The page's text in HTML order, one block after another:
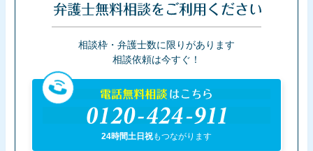
弁護士無料相談をご利用ください
相談枠・弁護士数に限りがあります
相談依頼は今すぐ！
電話無料相談はこちら
0120-424-911
24時間土日祝もつながります